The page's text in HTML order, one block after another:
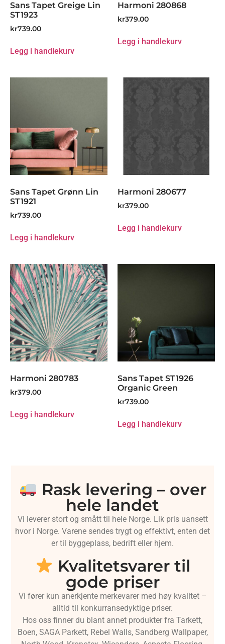
Sans Tapet Greige Lin
ST1923
kr739.00
Legg i handlekurv
Harmoni 280868
kr379.00
Legg i handlekurv
Sans Tapet Grønn Lin
ST1921
kr739.00
Legg i handlekurv
Harmoni 280677
kr379.00
Legg i handlekurv
Harmoni 280783
kr379.00
Legg i handlekurv
Sans Tapet ST1926
Organic Green
kr739.00
Legg i handlekurv
Rask levering – over
hele landet
Vi leverer stort og smått til hele Norge. Lik pris uansett
hvor i Norge. Varene sendes trygt og effektivt, enten det
er til byggeplass, bedrift eller hjem.
Kvalitetsvarer til
gode priser
Vi fører kun anerkjente merkevarer med høy kvalitet –
alltid til konkurransedyktige priser.
Hos oss finner du blant annet produkter fra Tarkett,
Boen, SAGA Parkett, Rebel Walls, Sandberg Wallpaper,